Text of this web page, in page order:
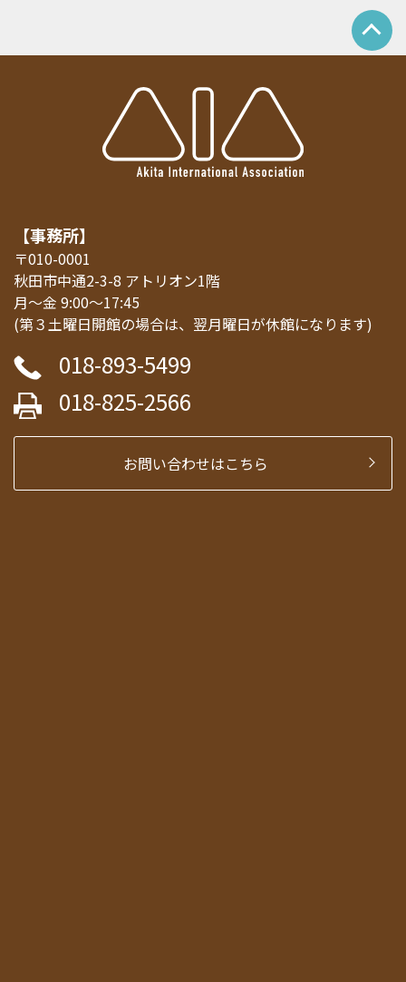
【事務所】
〒010-0001
秋田市中通2-3-8 アトリオン1階
月～金 9:00～17:45
(第３土曜日開館の場合は、翌月曜日が休館になります)
018-893-5499
018-825-2566
お問い合わせはこちら